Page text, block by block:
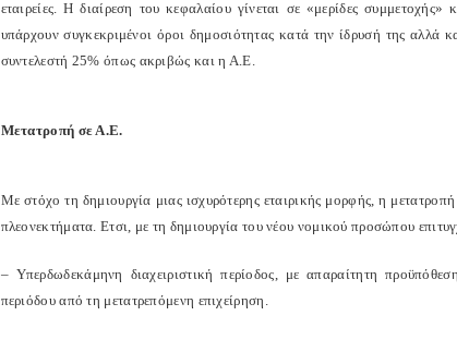
εταιρείες. Η διαίρεση του κεφαλαίου γίνεται σε «μερίδες
υπάρχουν συγκεκριμένοι όροι δημοσιότητας κατά την ίδρυσή της
συντελεστή 25% όπως ακριβώς και η Α.Ε.
Μετατροπή σε Α.Ε.
Με στόχο τη δημιουργία μιας ισχυρότερης εταιρικής μορφής, η
πλεονεκτήματα. Ετσι, με τη δημιουργία του νέου νομικού προσώπου
– Υπερδωδεκάμηνη διαχειριστική περίοδος, με απαραίτητη
περιόδου από τη μετατρεπόμενη επιχείρηση.